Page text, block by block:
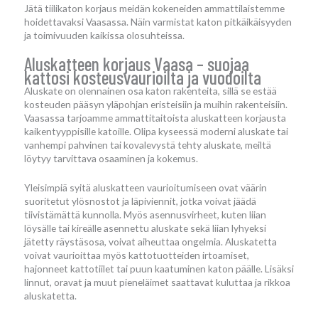
Jätä tiilikaton korjaus meidän kokeneiden ammattilaistemme
hoidettavaksi Vaasassa. Näin varmistat katon pitkäikäisyyden
ja toimivuuden kaikissa olosuhteissa.
Aluskatteen korjaus Vaasa – suojaa
kattosi kosteusvaurioilta ja vuodoilta
Aluskate on olennainen osa katon rakenteita, sillä se estää
kosteuden pääsyn yläpohjan eristeisiin ja muihin rakenteisiin.
Vaasassa tarjoamme ammattitaitoista aluskatteen korjausta
kaikentyyppisille katoille. Olipa kyseessä moderni aluskate tai
vanhempi pahvinen tai kovalevystä tehty aluskate, meiltä
löytyy tarvittava osaaminen ja kokemus.
Yleisimpiä syitä aluskatteen vaurioitumiseen ovat väärin
suoritetut ylösnostot ja läpiviennit, jotka voivat jäädä
tiivistämättä kunnolla. Myös asennusvirheet, kuten liian
löysälle tai kireälle asennettu aluskate sekä liian lyhyeksi
jätetty räystäsosa, voivat aiheuttaa ongelmia. Aluskatetta
voivat vaurioittaa myös kattotuotteiden irtoamiset,
hajonneet kattotiilet tai puun kaatuminen katon päälle. Lisäksi
linnut, oravat ja muut pieneläimet saattavat kuluttaa ja rikkoa
aluskatetta.